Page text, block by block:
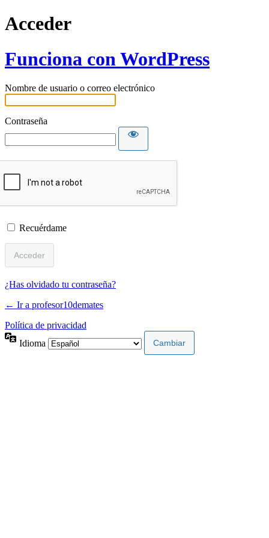
Acceder
Funciona con WordPress
Nombre de usuario o correo electrónico
Contraseña
Recuérdame
¿Has olvidado tu contraseña?
← Ir a profesor10demates
Política de privacidad
Idioma